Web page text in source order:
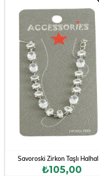
Savoroski Zirkon Taşlı Halhal
₺105,00